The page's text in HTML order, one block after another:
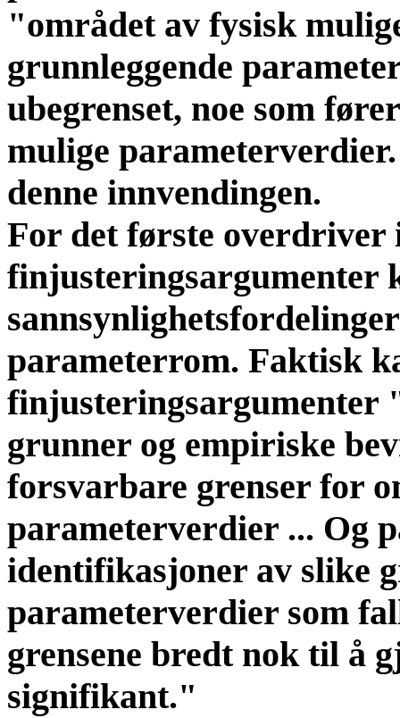
"området av fysisk
grunnleggende
ubegrenset, noe som
mulige
denne innvendingen.
For det første overdriver
finjusteringsargumenter
parameterrom. Faktisk
finjusteringsargumenter
grunner og empiriske
forsvarbare grenser for
parameterverdier ... Og
identifikasjoner av slike
parameterverdier som
grensene bredt nok til å
signifikant."